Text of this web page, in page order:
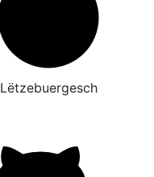
Lëtzebuergesch